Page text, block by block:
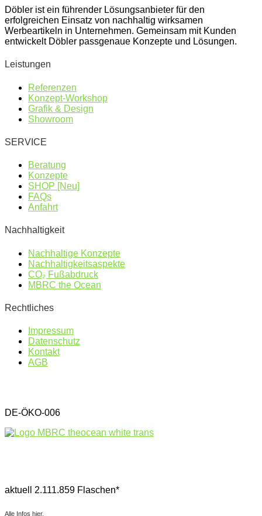
Döbler ist ein führender Lösungsanbieter für den
erfolgreichen Einsatz von nachhaltig wirksamen
Werbeartikeln in Unternehmen. Gemeinsam mit Kunden
entwickelt Döbler passgenaue Konzepte und Lösungen.
Leistungen
Referenzen
Konzept-Workshop
Grafik & Design
Showroom
SERVICE
Beratung
Konzepte
SHOP [Neu]
FAQs
Anfahrt
Nachhaltigkeit
Nachhaltige Konzepte
Nachhaltigkeitsaspekte
CO₂ Fußabdruck
MBRC the Ocean
Rechtliches
Impressum
Datenschutz
Kontakt
AGB
DE-ÖKO-006
aktuell 2.111.859 Flaschen*
Alle Infos hier.